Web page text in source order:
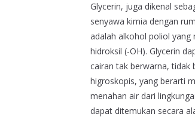
Glycerin, juga dikenal
senyawa kimia dengan
adalah alkohol poliol yang
hidroksil (-OH). Glycerin
cairan tak berwarna, tidak
higroskopis, yang berarti
menahan air dari
dapat ditemukan secara